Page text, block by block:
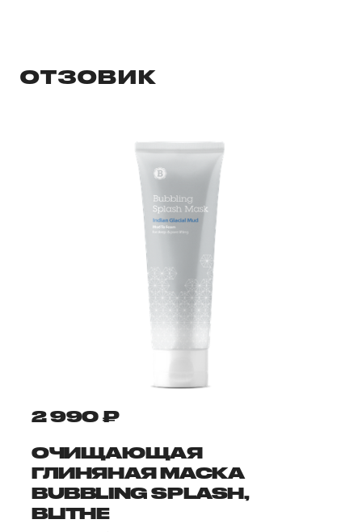
ОТЗОВИК
2 990 ₽
ОЧИЩАЮЩАЯ
ГЛИНЯНАЯ МАСКА
BUBBLING SPLASH,
BLITHE